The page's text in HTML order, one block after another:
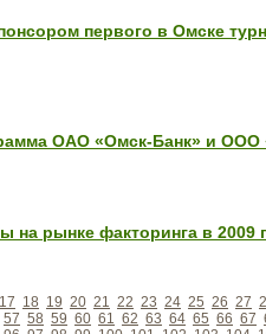
первого в Омске
ОАО «Омск-Банк» и ООО
на рынке факторинга в 2009
17 18 19 20 21 22 23 24 25 26 27
57 58 59 60 61 62 63 64 65 66 67